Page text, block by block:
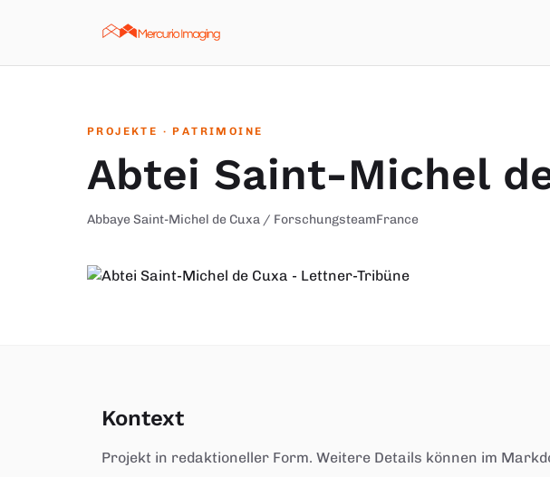
PROJEKTE · PATRIMOINE
Abtei Saint-Michel
Abbaye Saint-Michel de Cuxa / ForschungsteamFrance
Kontext
Projekt in redaktioneller Form. Weitere Details können im